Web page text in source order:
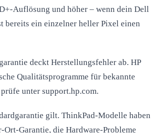
Auflösung und höher – wenn dein Dell
bereits ein einzelner heller Pixel einen
deckt Herstellungsfehler ab. HP
Qualitätsprogramme für bekannte
unter support.hp.com.
gilt. ThinkPad-Modelle haben
Ort-Garantie, die Hardware-Probleme